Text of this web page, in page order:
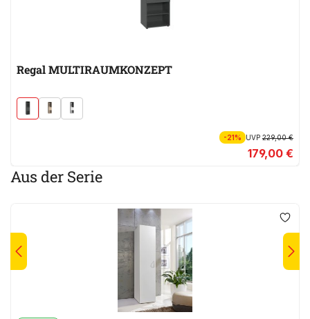
Regal MULTIRAUMKONZEPT
-21% UVP229,00 €
179,00 €
Aus der Serie